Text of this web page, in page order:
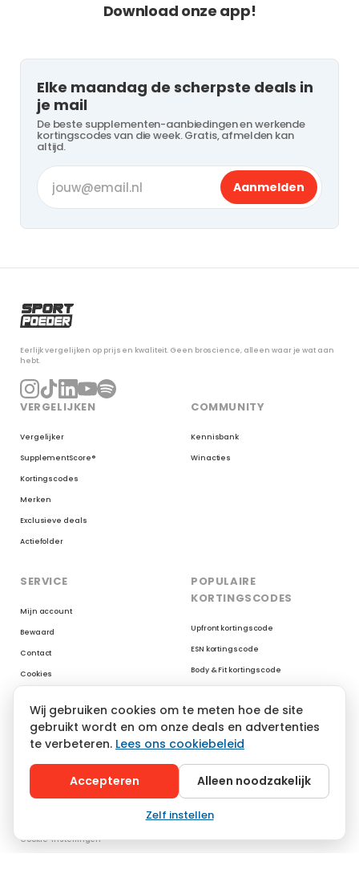
Download onze app!
Elke maandag de scherpste deals in
je mail
De beste supplementen-aanbiedingen en werkende
kortingscodes van die week. Gratis, afmelden kan
altijd.
Aanmelden
Eerlijk vergelijken op prijs en kwaliteit. Geen broscience, alleen waar je wat aan
hebt.
VERGELIJKEN
Vergelijker
SupplementScore®
Kortingscodes
Merken
Exclusieve deals
Actiefolder
COMMUNITY
Kennisbank
Winacties
SERVICE
Mijn account
Bewaard
Contact
Cookies
POPULAIRE
KORTINGSCODES
Upfront kortingscode
ESN kortingscode
Body & Fit kortingscode
XXL Nutrition kortingscode
AYBL kortingscode
Gymshark kortingscode
Cookie-instellingen
Wij gebruiken cookies om te meten hoe de site
gebruikt wordt en om onze deals en advertenties
te verbeteren. Lees ons cookiebeleid
Accepteren Alleen noodzakelijk
Zelf instellen